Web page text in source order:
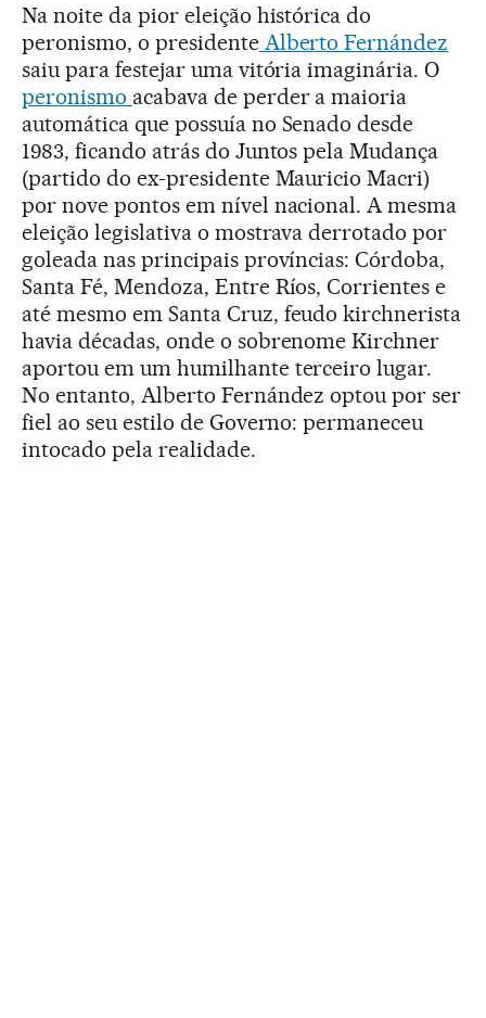
Na noite da pior eleição histórica do
peronismo, o presidenteAlberto Fernández
saiu para festejar uma vitória imaginária. O
peronismo acabava de perder a maioria
automática que possuía no Senado desde
1983, ficando atrás do Juntos pela Mudança
(partido do ex-presidente Mauricio Macri)
por nove pontos em nível nacional. A mesma
eleição legislativa o mostrava derrotado por
goleada nas principais províncias: Córdoba,
Santa Fé, Mendoza, Entre Ríos, Corrientes e
até mesmo em Santa Cruz, feudo kirchnerista
havia décadas, onde o sobrenome Kirchner
aportou em um humilhante terceiro lugar.
No entanto, Alberto Fernández optou por ser
fiel ao seu estilo de Governo: permaneceu
intocado pela realidade.